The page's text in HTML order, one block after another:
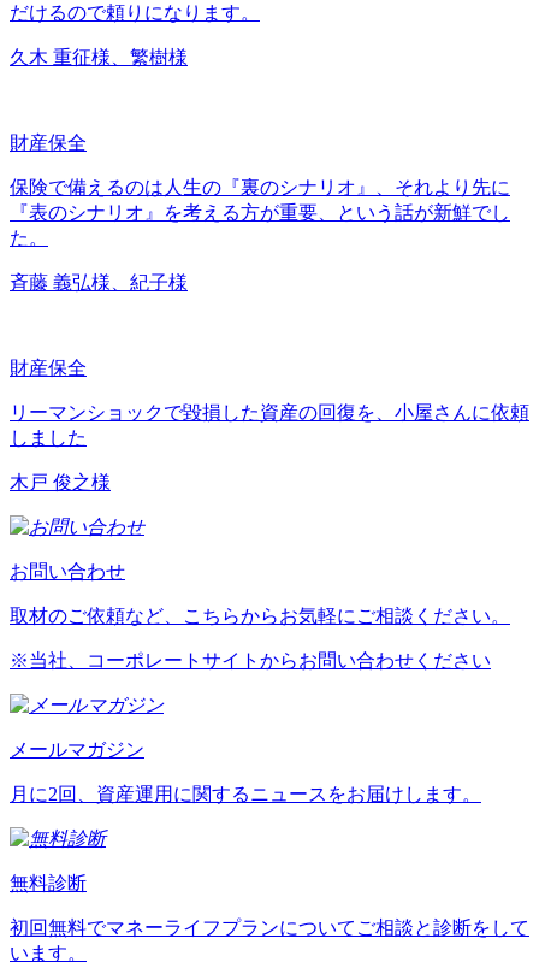
だけるので頼りになります。
久木 重征様、繁樹様
財産保全
保険で備えるのは人生の『裏のシナリオ』、それより先に
『表のシナリオ』を考える方が重要、という話が新鮮でし
た。
斉藤 義弘様、紀子様
財産保全
リーマンショックで毀損した資産の回復を、小屋さんに依頼
しました
木戸 俊之様
お問い合わせ
取材のご依頼など、こちらからお気軽にご相談ください。
※当社、コーポレートサイトからお問い合わせください
メールマガジン
月に2回、資産運用に関するニュースをお届けします。
無料診断
初回無料でマネーライフプランについてご相談と診断をして
います。